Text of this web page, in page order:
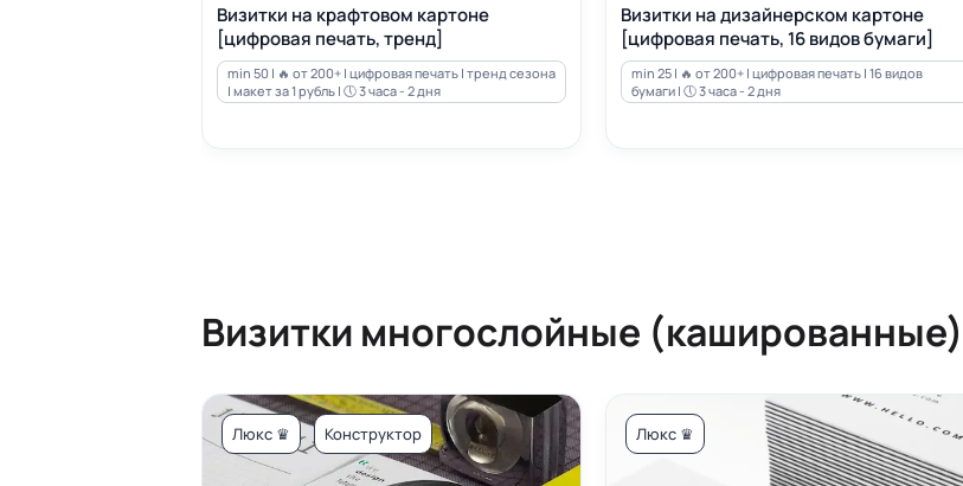
Визитки на крафтовом картоне
[цифровая печать, тренд]
min 50 | 🔥 от 200+ | цифровая печать | тренд сезона
| макет за 1 рубль | 🕔 3 часа - 2 дня
Визитки на дизайнерском картоне
[цифровая печать, 16 видов бумаги]
min 25 | 🔥 от 200+ | цифровая печать | 16 видов
бумаги | 🕔 3 часа - 2 дня
Визитки многослойные (кашированные)
Люкс ♛ Конструктор Люкс ♛